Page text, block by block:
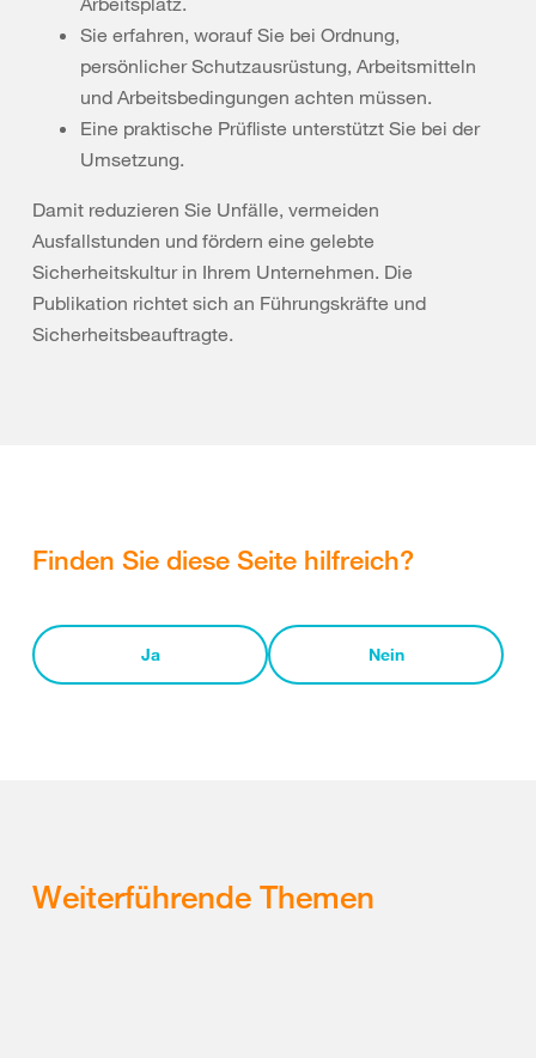
Sie erfahren, worauf Sie bei Ordnung,
persönlicher Schutzausrüstung, Arbeitsmitteln
und Arbeitsbedingungen achten müssen.
Eine praktische Prüfliste unterstützt Sie bei der
Umsetzung.
Damit reduzieren Sie Unfälle, vermeiden
Ausfallstunden und fördern eine gelebte
Sicherheitskultur in Ihrem Unternehmen. Die
Publikation richtet sich an Führungskräfte und
Sicherheitsbeauftragte.
Finden Sie diese Seite hilfreich?
Ja Nein
Weiterführende Themen